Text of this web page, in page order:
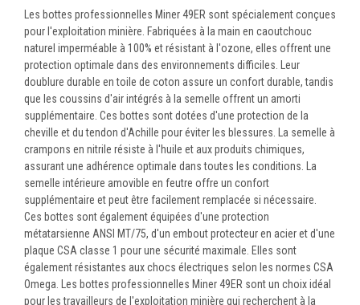
Les bottes professionnelles Miner 49ER sont spécialement conçues
pour l'exploitation minière. Fabriquées à la main en caoutchouc
naturel imperméable à 100% et résistant à l'ozone, elles offrent une
protection optimale dans des environnements difficiles. Leur
doublure durable en toile de coton assure un confort durable, tandis
que les coussins d'air intégrés à la semelle offrent un amorti
supplémentaire. Ces bottes sont dotées d'une protection de la
cheville et du tendon d'Achille pour éviter les blessures. La semelle à
crampons en nitrile résiste à l'huile et aux produits chimiques,
assurant une adhérence optimale dans toutes les conditions. La
semelle intérieure amovible en feutre offre un confort
supplémentaire et peut être facilement remplacée si nécessaire.
Ces bottes sont également équipées d'une protection
métatarsienne ANSI MT/75, d'un embout protecteur en acier et d'une
plaque CSA classe 1 pour une sécurité maximale. Elles sont
également résistantes aux chocs électriques selon les normes CSA
Omega. Les bottes professionnelles Miner 49ER sont un choix idéal
pour les travailleurs de l'exploitation minière qui recherchent à la